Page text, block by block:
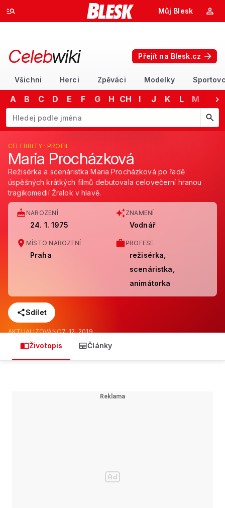
Můj Blesk
Celebwiki Přejít na Blesk.cz
Všichni Herci Zpěváci Modelky
A B C D E F G H CH I J K L M
Začněte psát jméno. Šipkami dolů a nahoru procházejte návrhy,
CELEBRITY · PROFIL
Maria Procházková
Režisérka a scenáristka Maria Procházková po řadě
úspěšných krátkých filmů debutovala celovečerní hranou
tragikomedií Žralok v hlavě.
NAROZENÍ
24. 1. 1975
ZNAMENÍ
Vodnář
MÍSTO NAROZENÍ
Praha
PROFESE
režisérka,
scenáristka,
animátorka
Sdílet
AKTUALIZOVÁNO7. 12. 2019
Životopis Články